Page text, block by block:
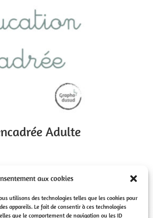
aux cookies
utilisons des technologies telles que les cookies pour
appareils. Le fait de consentir à ces technologies
que le comportement de navigation ou les ID
Adulte